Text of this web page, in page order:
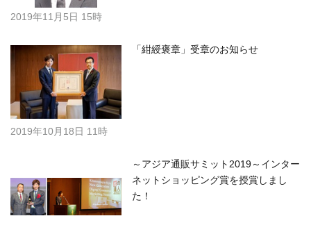
2019年11月5日 15時
「紺綬褒章」受章のお知らせ
2019年10月18日 11時
～アジア通販サミット2019～インター
ネットショッピング賞を授賞しまし
た！